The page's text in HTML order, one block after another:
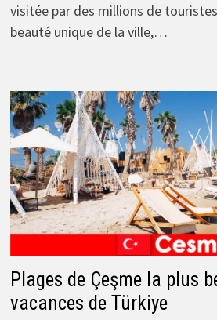
visitée par des millions de
beauté unique de la ville,…
Plages de Çeşme la plus
vacances de Türkiye